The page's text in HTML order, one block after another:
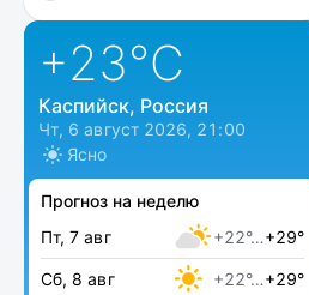
+23°C
Каспийск, Россия
Чт, 6 август 2026, 21:00
Ясно
Прогноз на неделю
Пт, 7 авг
+22°…+29°
Сб, 8 авг +22°…+29°